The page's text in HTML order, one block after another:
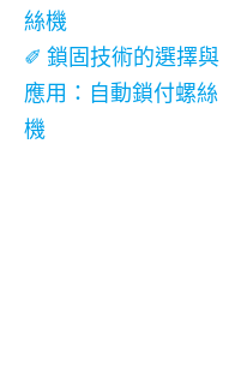
絲機
✐ 鎖固技術的選擇與
應用：自動鎖付螺絲
機